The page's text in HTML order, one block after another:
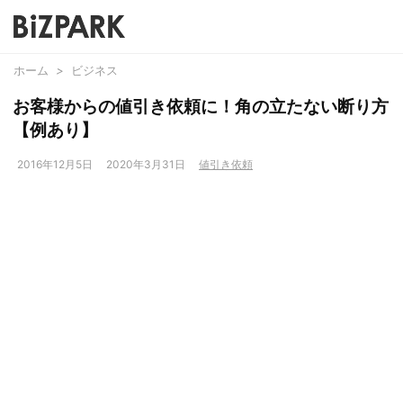
ホーム > ビジネス
お客様からの値引き依頼に！角の立たない断り方
【例あり】
2016年12月5日 2020年3月31日 値引き依頼